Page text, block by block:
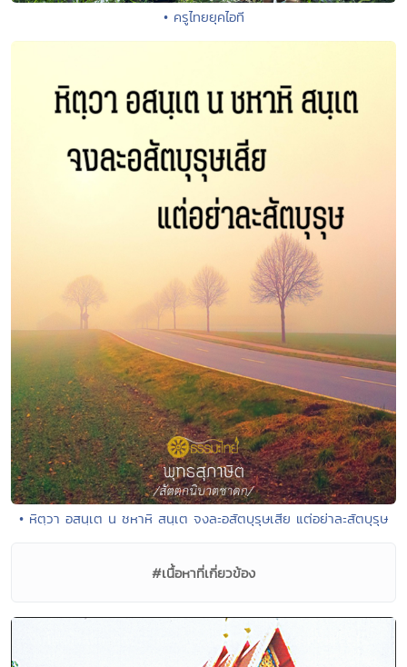
• ครูไทยยุคไอที
• หิตฺวา อสนฺเต น ชหาหิ สนฺเต จงละอสัตบุรุษเสีย แต่อย่าละสัตบุรุษ
#เนื้อหาที่เกี่ยวข้อง